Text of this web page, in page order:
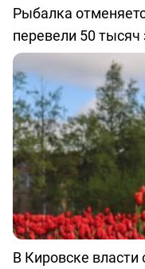
Рыбалка
перевели 50
В Кировске власти